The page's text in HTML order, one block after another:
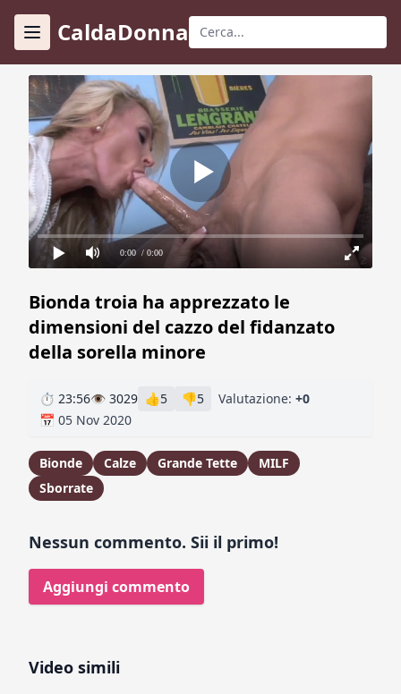
CaldaDonna
0:00 / 0:00
Bionda troia ha apprezzato le
dimensioni del cazzo del fidanzato
della sorella minore
⏱ 23:56👁 3029 👍5 👎5 Valutazione: +0
📅 05 Nov 2020
Bionde Calze Grande Tette
MILF
Sborrate
Nessun commento. Sii il primo!
Aggiungi commento
Video simili